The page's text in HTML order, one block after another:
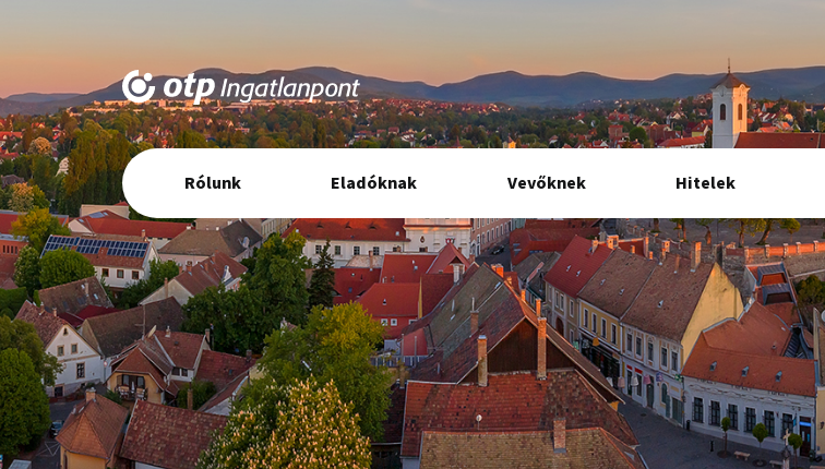
Elsődleges
navigáció
Rólunk Eladóknak Vevőknek Hitelek